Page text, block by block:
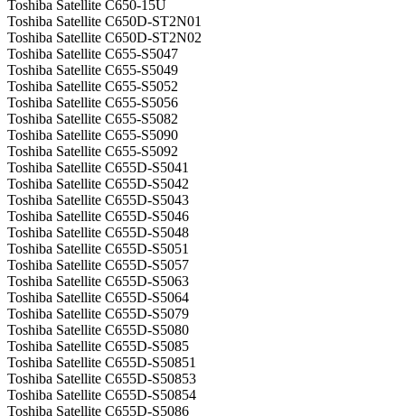
Toshiba Satellite C650-15U
Toshiba Satellite C650D-ST2N01
Toshiba Satellite C650D-ST2N02
Toshiba Satellite C655-S5047
Toshiba Satellite C655-S5049
Toshiba Satellite C655-S5052
Toshiba Satellite C655-S5056
Toshiba Satellite C655-S5082
Toshiba Satellite C655-S5090
Toshiba Satellite C655-S5092
Toshiba Satellite C655D-S5041
Toshiba Satellite C655D-S5042
Toshiba Satellite C655D-S5043
Toshiba Satellite C655D-S5046
Toshiba Satellite C655D-S5048
Toshiba Satellite C655D-S5051
Toshiba Satellite C655D-S5057
Toshiba Satellite C655D-S5063
Toshiba Satellite C655D-S5064
Toshiba Satellite C655D-S5079
Toshiba Satellite C655D-S5080
Toshiba Satellite C655D-S5085
Toshiba Satellite C655D-S50851
Toshiba Satellite C655D-S50853
Toshiba Satellite C655D-S50854
Toshiba Satellite C655D-S5086